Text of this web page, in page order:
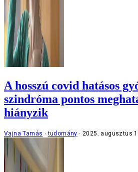
A hosszú covid hatásos
szindróma pontos
hiányzik
Vajna Tamás tudomány 2025. augusztus